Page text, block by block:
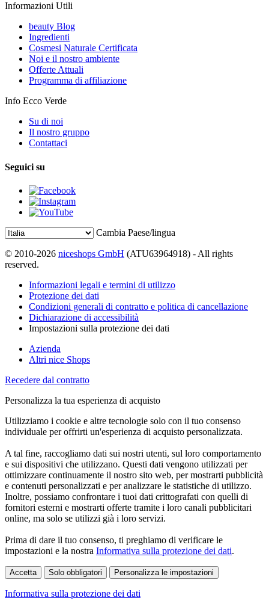
Informazioni Utili
beauty Blog
Ingredienti
Cosmesi Naturale Certificata
Noi e il nostro ambiente
Offerte Attuali
Programma di affiliazione
Info Ecco Verde
Su di noi
Il nostro gruppo
Contattaci
Seguici su
Cambia Paese/lingua
© 2010-2026 niceshops GmbH (ATU63964918) - All rights
reserved.
Informazioni legali e termini di utilizzo
Protezione dei dati
Condizioni generali di contratto e politica di cancellazione
Dichiarazione di accessibilità
Impostazioni sulla protezione dei dati
Azienda
Altri nice Shops
Recedere dal contratto
Personalizza la tua esperienza di acquisto
Utilizziamo i cookie e altre tecnologie solo con il tuo consenso
individuale per offrirti un'esperienza di acquisto personalizzata.
A tal fine, raccogliamo dati sui nostri utenti, sul loro comportamento
e sui dispositivi che utilizzano. Questi dati vengono utilizzati per
ottimizzare continuamente il nostro sito web, per mostrarti pubblicità
e contenuti personalizzati e per analizzare le statistiche di utilizzo.
Inoltre, possiamo confrontare i tuoi dati crittografati con quelli di
fornitori esterni e mostrarti offerte tramite i loro canali pubblicitari
online, ma solo se utilizzi già i loro servizi.
Prima di dare il tuo consenso, ti preghiamo di verificare le
impostazioni e la nostra Informativa sulla protezione dei dati.
Accetta Solo obbligatori Personalizza le impostazioni
Informativa sulla protezione dei dati